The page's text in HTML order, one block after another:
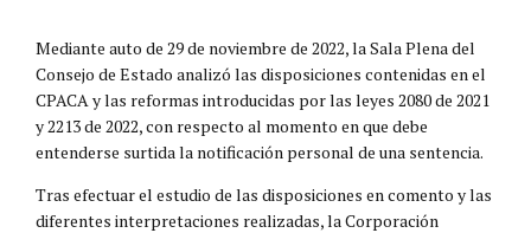
Mediante auto de 29 de noviembre de 2022, la Sala Plena del
Consejo de Estado analizó las disposiciones contenidas en el
CPACA y las reformas introducidas por las leyes 2080 de 2021
y 2213 de 2022, con respecto al momento en que debe
entenderse surtida la notificación personal de una sentencia.
Tras efectuar el estudio de las disposiciones en comento y las
diferentes interpretaciones realizadas, la Corporación